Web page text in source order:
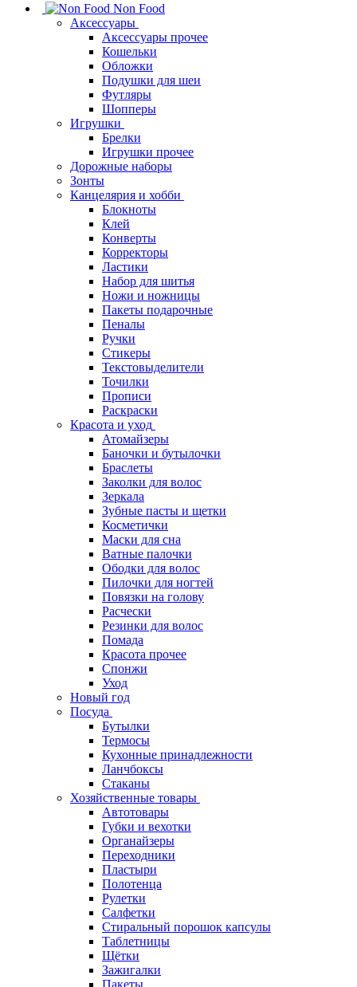
Non Food
Аксессуары
Аксессуары прочее
Кошельки
Обложки
Подушки для шеи
Футляры
Шопперы
Игрушки
Брелки
Игрушки прочее
Дорожные наборы
Зонты
Канцелярия и хобби
Блокноты
Клей
Конверты
Корректоры
Ластики
Набор для шитья
Ножи и ножницы
Пакеты подарочные
Пеналы
Ручки
Стикеры
Текстовыделители
Точилки
Прописи
Раскраски
Красота и уход
Атомайзеры
Баночки и бутылочки
Браслеты
Заколки для волос
Зеркала
Зубные пасты и щетки
Косметички
Маски для сна
Ватные палочки
Ободки для волос
Пилочки для ногтей
Повязки на голову
Расчески
Резинки для волос
Помада
Красота прочее
Спонжи
Уход
Новый год
Посуда
Бутылки
Термосы
Кухонные принадлежности
Ланчбоксы
Стаканы
Хозяйственные товары
Автотовары
Губки и вехотки
Органайзеры
Переходники
Пластыри
Полотенца
Рулетки
Салфетки
Стиральный порошок капсулы
Таблетницы
Щётки
Зажигалки
Пакеты